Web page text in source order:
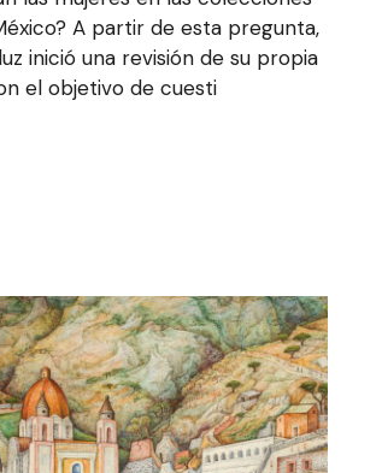
A partir de esta pregunta,
inició una revisión de su propia
el objetivo de cuesti